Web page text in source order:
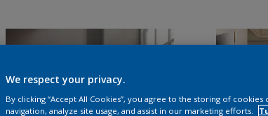
We respect your privacy.
By clicking “Accept All Cookies”, you agree to the storing of
navigation, analyze site usage, and assist in our marketing efforts.